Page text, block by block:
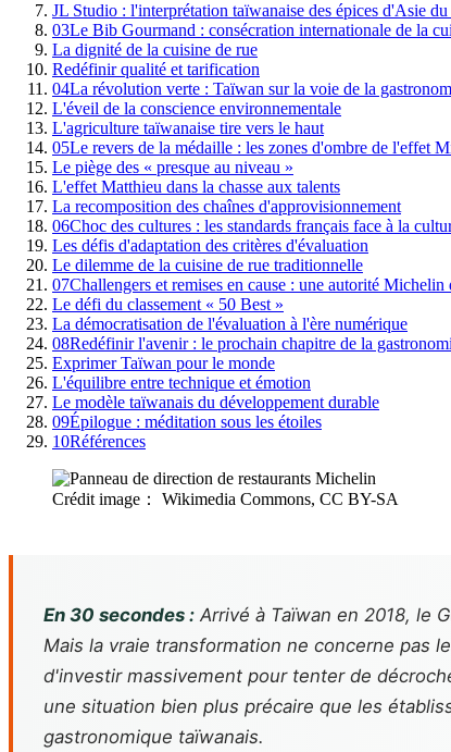
JL Studio : l'interprétation taïwanaise des épices d'Asie
03Le Bib Gourmand : consécration internationale de la
La dignité de la cuisine de rue
Redéfinir qualité et tarification
04La révolution verte : Taïwan sur la voie de la
L'éveil de la conscience environnementale
L'agriculture taïwanaise tire vers le haut
05Le revers de la médaille : les zones d'ombre de l'effet
Le piège des « presque au niveau »
L'effet Matthieu dans la chasse aux talents
La recomposition des chaînes d'approvisionnement
06Choc des cultures : les standards français face à la
Les défis d'adaptation des critères d'évaluation
Le dilemme de la cuisine de rue traditionnelle
07Challengers et remises en cause : une autorité
Le défi du classement « 50 Best »
La démocratisation de l'évaluation à l'ère numérique
08Redéfinir l'avenir : le prochain chapitre de la
Exprimer Taïwan pour le monde
L'équilibre entre technique et émotion
Le modèle taïwanais du développement durable
09Épilogue : méditation sous les étoiles
10Références
Crédit image： Wikimedia Commons, CC BY-SA
En 30 secondes : Arrivé à Taïwan en 2018, le
Mais la vraie transformation ne concerne pas
d'investir massivement pour tenter de
une situation bien plus précaire que les
gastronomique taïwanais.